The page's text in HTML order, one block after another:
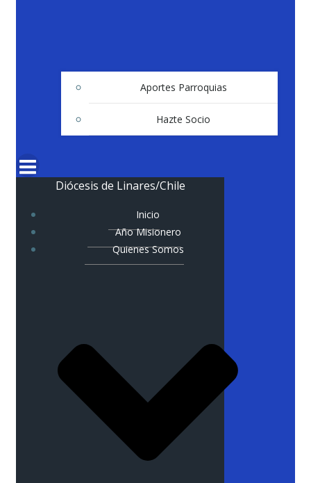
Aportes Parroquias
Hazte Socio
Diócesis de Linares/Chile
Inicio
Año Misionero
Quienes Somos